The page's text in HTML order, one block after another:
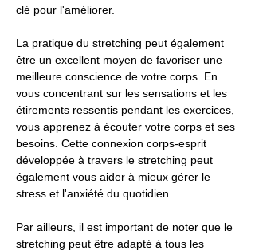
clé pour l'améliorer.
La pratique du stretching peut également
être un excellent moyen de favoriser une
meilleure conscience de votre corps. En
vous concentrant sur les sensations et les
étirements ressentis pendant les exercices,
vous apprenez à écouter votre corps et ses
besoins. Cette connexion corps-esprit
développée à travers le stretching peut
également vous aider à mieux gérer le
stress et l'anxiété du quotidien.
Par ailleurs, il est important de noter que le
stretching peut être adapté à tous les